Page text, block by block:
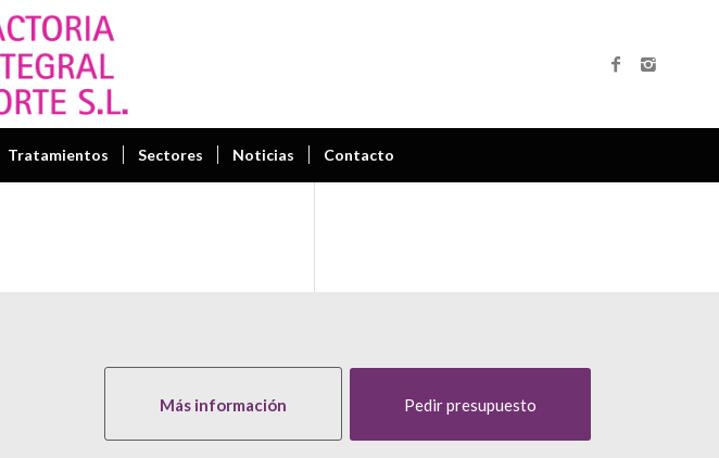
Tratamientos Sectores Noticias Contacto
Más información Pedir presupuesto